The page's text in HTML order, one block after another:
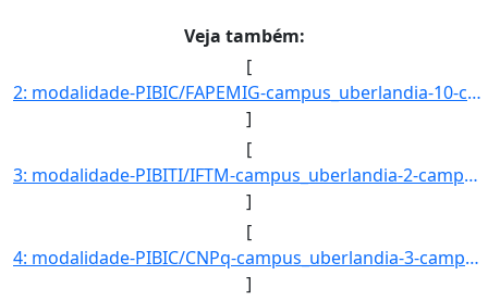
Veja também:
[
2: modalidade-PIBIC/FAPEMIG-campus_uberlandia-10-campus_uberaba-20-campus_ituiutaba-2-campus_patos_de_m]
]
[
3: modalidade-PIBITI/IFTM-campus_uberlandia-2-campus_uberaba-8-campus_ituiutaba-4-campus_patos_de_minas]
]
[
4: modalidade-PIBIC/CNPq-campus_uberlandia-3-campus_uberaba-5-campus_ituiutaba-0-campus_patos_de_minas-]
]